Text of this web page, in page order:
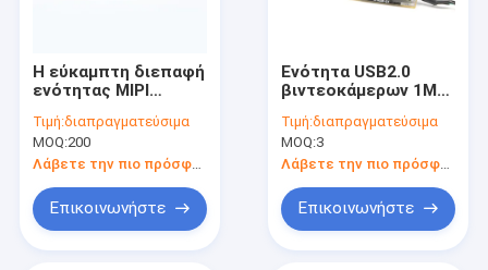
Η εύκαμπτη διεπαφή
ενότητας MIPI
1MP κορδελλών
καθόρισε την
εστίαση
Τιμή:διαπραγματεύσιμα
MOQ:200
Λάβετε την πιο πρόσφατη τιμή
Επικοινωνήστε
Ενότητα USB2.0
βιντεοκάμερων 1MP
αισθητήρα GC1064
Τιμή:διαπραγματεύσιμα
MOQ:3
Επικοινωνήστε